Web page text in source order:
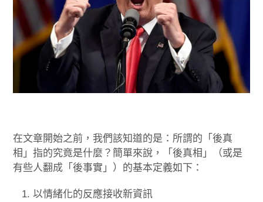
在文章開始之前，我們該知道的是：所謂的「後真
相」指的究竟是什麼？簡單來說，「後真相」（或是
有些人翻成「後事實」）的基本定義如下：
以情緒化的反應接收新資訊